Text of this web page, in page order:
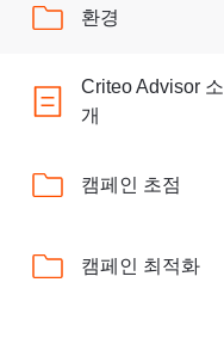
환경
Criteo Advisor 소
개
캠페인 초점
캠페인 최적화